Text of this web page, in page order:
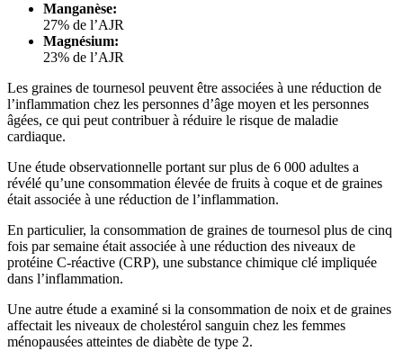
Manganèse:
27% de l’AJR
Magnésium:
23% de l’AJR
Les graines de tournesol peuvent être associées à une réduction de
l’inflammation chez les personnes d’âge moyen et les personnes
âgées, ce qui peut contribuer à réduire le risque de maladie
cardiaque.
Une étude observationnelle portant sur plus de 6 000 adultes a
révélé qu’une consommation élevée de fruits à coque et de graines
était associée à une réduction de l’inflammation.
En particulier, la consommation de graines de tournesol plus de cinq
fois par semaine était associée à une réduction des niveaux de
protéine C-réactive (CRP), une substance chimique clé impliquée
dans l’inflammation.
Une autre étude a examiné si la consommation de noix et de graines
affectait les niveaux de cholestérol sanguin chez les femmes
ménopausées atteintes de diabète de type 2.